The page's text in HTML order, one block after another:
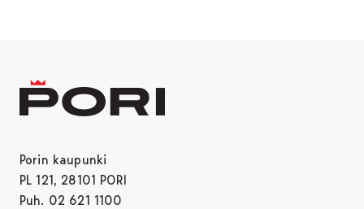
Porin kaupunki
PL 121, 28101 PORI
Puh. 02 621 1100